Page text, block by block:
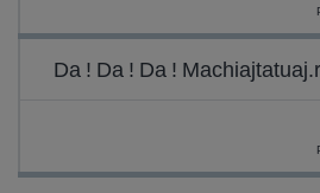
Da ! Da ! Da !